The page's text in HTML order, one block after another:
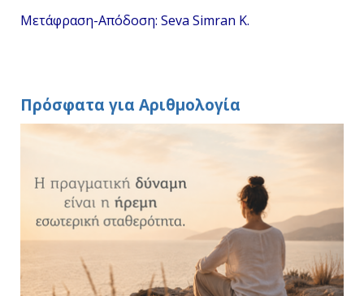
Μετάφραση-Απόδοση: Seva Simran K.
Πρόσφατα για Αριθμολογία